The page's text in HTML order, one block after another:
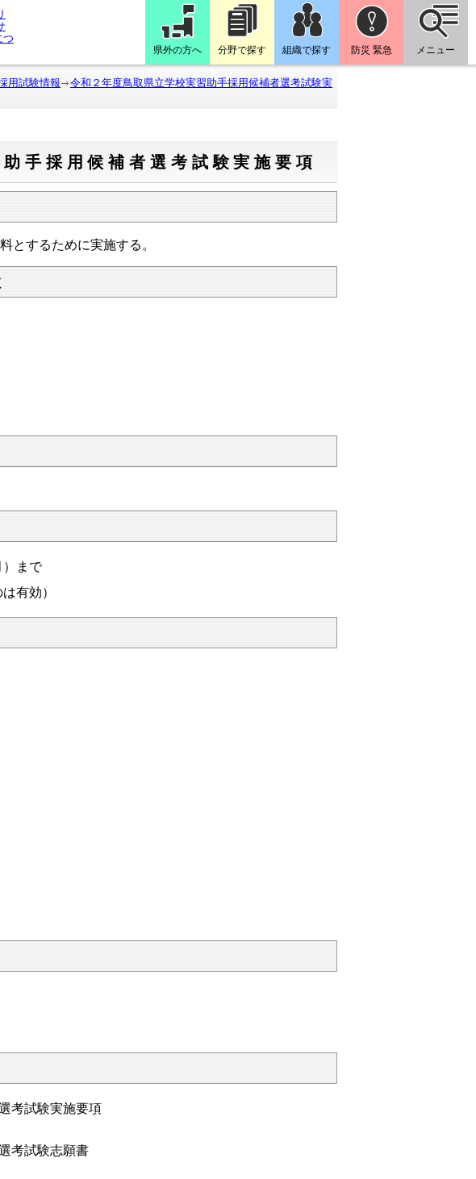
県外の方へ 分野で探す 組織で探す 防災 緊急 メニュー
用試験情報
令和２年度鳥取県立学校実習助手採用候補者選考試験実
手採用候補者選考試験実施要項
とするために実施する。
）まで
有効）
考試験実施要項
考試験志願書